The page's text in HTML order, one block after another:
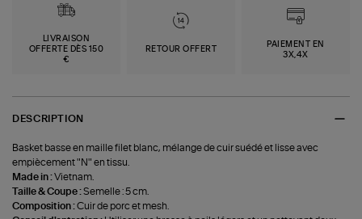
LIVRAISON
OFFERTE DÈS 150
€
RETOUR OFFERT
PAIEMENT EN
3X,4X
DESCRIPTION
Basket basse en maille filet blanc, mélange de cuir suédé et lisse avec
empiècement "N" en tissu.
Made in :Vietnam.
Taille & Coupe :Semelle : 5 cm.
Composition :Cuir de porc et mesh.